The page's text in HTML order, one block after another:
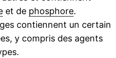
et de phosphore.
contiennent un certain
y compris des agents